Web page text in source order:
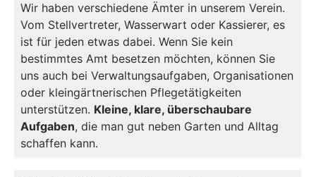
Wir haben verschiedene Ämter in unserem Verein.
Vom Stellvertreter, Wasserwart oder Kassierer, es
ist für jeden etwas dabei. Wenn Sie kein
bestimmtes Amt besetzen möchten, können Sie
uns auch bei Verwaltungsaufgaben, Organisationen
oder kleingärtnerischen Pflegetätigkeiten
unterstützen. Kleine, klare, überschaubare
Aufgaben, die man gut neben Garten und Alltag
schaffen kann.